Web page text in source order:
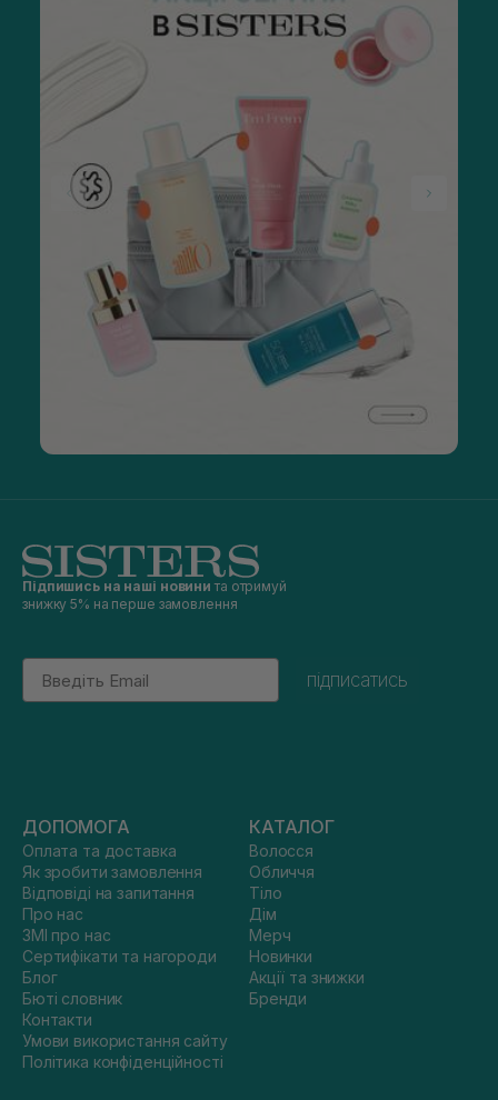
Підпишись на наші новини та отримуй
знижку 5% на перше замовлення
Email
підписатись
ДОПОМОГА
Оплата та доставка
Як зробити замовлення
Відповіді на запитання
Про нас
ЗМІ про нас
Сертифікати та нагороди
Блог
Бюті словник
Контакти
Умови використання сайту
Політика конфіденційності
КАТАЛОГ
Волосся
Обличчя
Тіло
Дім
Мерч
Новинки
Акції та знижки
Бренди